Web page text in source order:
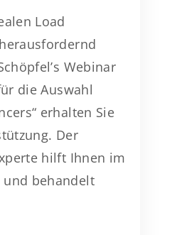
Load
Webinar
die Auswahl
erhalten Sie
Der
hilft Ihnen im
und behandelt